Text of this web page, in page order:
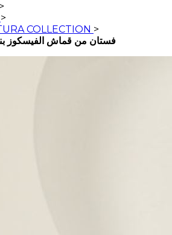
>
>
COLLECTION >
فستان من قماش الفيسكوز